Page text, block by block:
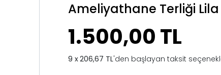
Ameliyathane Terliği Lila
1.500,00 TL
206,67 TL'den başlayan taksit